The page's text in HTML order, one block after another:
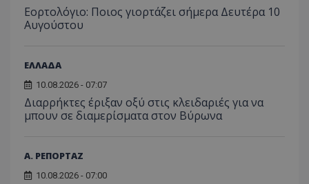
Εορτολόγιο: Ποιος γιορτάζει σήμερα Δευτέρα 10
Αυγούστου
ΕΛΛΑΔΑ
10.08.2026 - 07:07
Διαρρήκτες έριξαν οξύ στις κλειδαριές για να
μπουν σε διαμερίσματα στον Βύρωνα
Α. ΡΕΠΟΡΤΑΖ
10.08.2026 - 07:00